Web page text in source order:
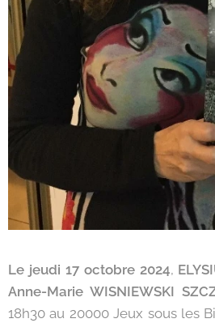
Le jeudi 17 octobre 2024,
Anne-Marie WISNIEWSKI
18h30 au 20000 Jeux sous les